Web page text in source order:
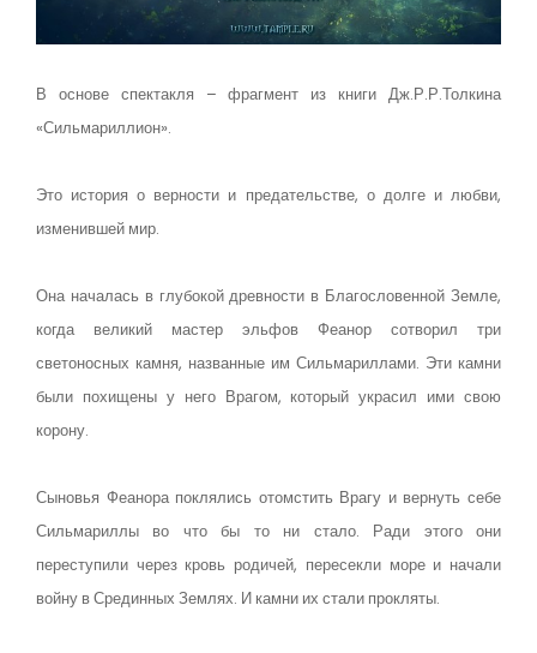
В основе спектакля – фрагмент из книги Дж.Р.Р.Толкина
«Сильмариллион».
Это история о верности и предательстве, о долге и любви,
изменившей мир.
Она началась в глубокой древности в Благословенной Земле,
когда великий мастер эльфов Феанор сотворил три
светоносных камня, названные им Сильмариллами. Эти камни
были похищены у него Врагом, который украсил ими свою
корону.
Сыновья Феанора поклялись отомстить Врагу и вернуть себе
Сильмариллы во что бы то ни стало. Ради этого они
переступили через кровь родичей, пересекли море и начали
войну в Срединных Землях. И камни их стали прокляты.